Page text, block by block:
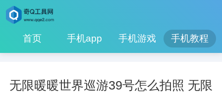
首页 手机app 手机游戏 手机教程
无限暖暖世界巡游39号怎么拍照 无限